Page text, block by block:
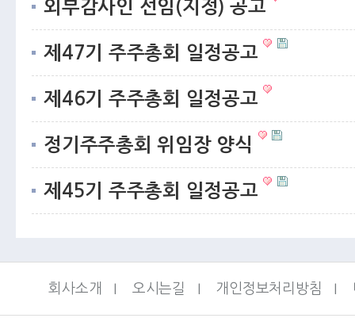
외부감사인 선임(지정) 공고
제47기 주주총회 일정공고
제46기 주주총회 일정공고
정기주주총회 위임장 양식
제45기 주주총회 일정공고
회사소개 I 오시는길 I 개인정보처리방침 I